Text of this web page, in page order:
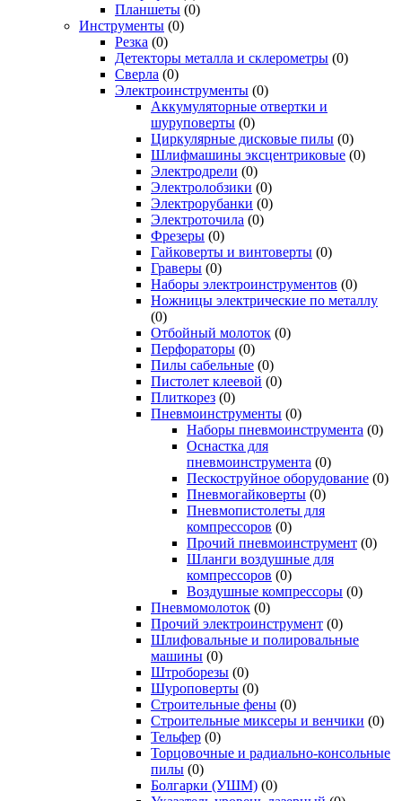
Планшеты (0)
Инструменты (0)
Резка (0)
Детекторы металла и склерометры (0)
Сверла (0)
Электроинструменты (0)
Аккумуляторные отвертки и
шуруповерты (0)
Циркулярные дисковые пилы (0)
Шлифмашины эксцентриковые (0)
Электродрели (0)
Электролобзики (0)
Электрорубанки (0)
Электроточила (0)
Фрезеры (0)
Гайковерты и винтоверты (0)
Граверы (0)
Наборы электроинструментов (0)
Ножницы электрические по металлу
(0)
Отбойный молоток (0)
Перфораторы (0)
Пилы сабельные (0)
Пистолет клеевой (0)
Плиткорез (0)
Пневмоинструменты (0)
Наборы пневмоинструмента (0)
Оснастка для
пневмоинструмента (0)
Пескоструйное оборудование (0)
Пневмогайковерты (0)
Пневмопистолеты для
компрессоров (0)
Прочий пневмоинструмент (0)
Шланги воздушные для
компрессоров (0)
Воздушные компрессоры (0)
Пневмомолоток (0)
Прочий электроинструмент (0)
Шлифовальные и полировальные
машины (0)
Штроборезы (0)
Шуроповерты (0)
Строительные фены (0)
Строительные миксеры и венчики (0)
Тельфер (0)
Торцовочные и радиально-консольные
пилы (0)
Болгарки (УШМ) (0)